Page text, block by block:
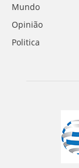
Mundo
Opinião
Politica